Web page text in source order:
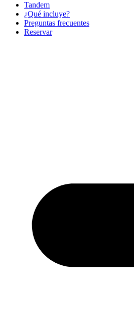
Tandem
¿Qué incluye?
Preguntas frecuentes
Reservar